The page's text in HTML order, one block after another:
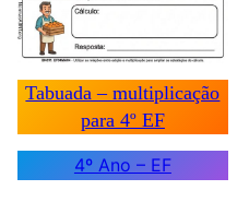
Tabuada – multiplicação
para 4º EF
4º Ano – EF